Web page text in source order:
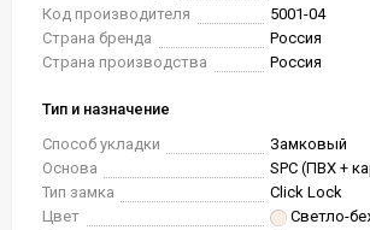
Код производителя
5001-04
Страна бренда
Россия
Страна производства
Россия
Тип и назначение
Способ укладки
Замковый
Основа
SPC (ПВХ +
Тип замка
Click Lock
Цвет
Светло-